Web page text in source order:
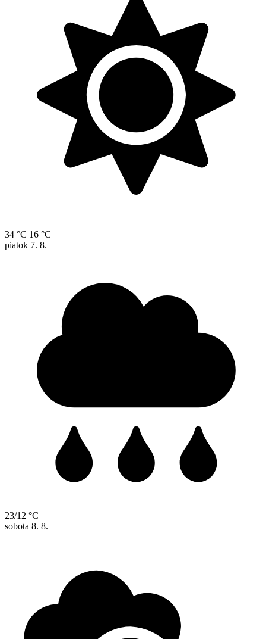
34 °C 16 °C
piatok 7. 8.
23/12 °C
sobota 8. 8.